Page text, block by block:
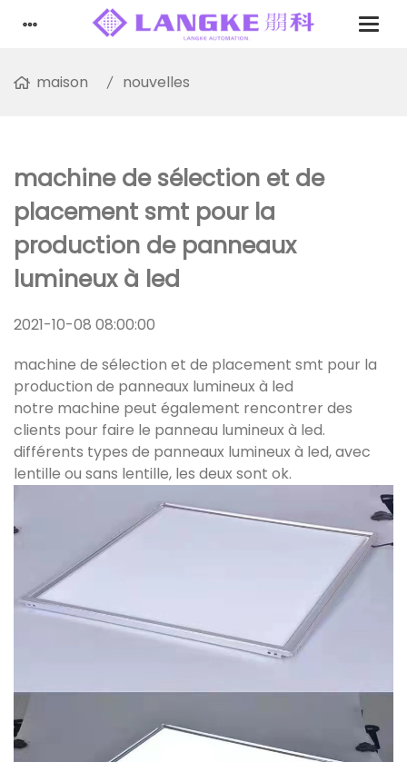
maison nouvelles
machine de sélection et de
placement smt pour la
production de panneaux
lumineux à led
2021-10-08 08:00:00
machine de sélection et de placement smt pour la
production de panneaux lumineux à led
notre machine peut également rencontrer des
clients pour faire le panneau lumineux à led.
différents types de panneaux lumineux à led, avec
lentille ou sans lentille, les deux sont ok.